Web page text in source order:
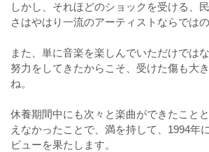
しかし、それほどのショックを受ける、
さはやはり一流のアーティストならではの
また、単に音楽を楽しんでいただけでは
努力をしてきたからこそ、受けた傷も大
ね。
休養期間中にも次々と楽曲ができたこと
えなかったことで、満を持して、1994年
ビューを果たします。